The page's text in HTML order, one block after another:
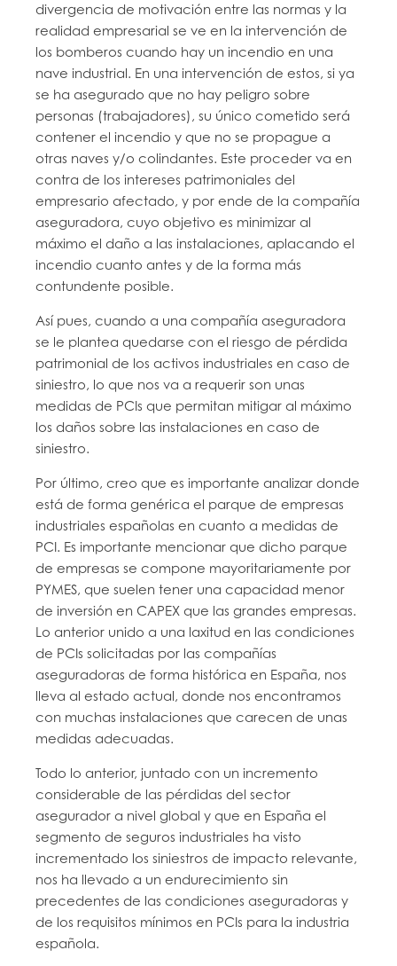
divergencia de motivación entre las normas y la
realidad empresarial se ve en la intervención de
los bomberos cuando hay un incendio en una
nave industrial. En una intervención de estos, si ya
se ha asegurado que no hay peligro sobre
personas (trabajadores), su único cometido será
contener el incendio y que no se propague a
otras naves y/o colindantes. Este proceder va en
contra de los intereses patrimoniales del
empresario afectado, y por ende de la compañía
aseguradora, cuyo objetivo es minimizar al
máximo el daño a las instalaciones, aplacando el
incendio cuanto antes y de la forma más
contundente posible.
Así pues, cuando a una compañía aseguradora
se le plantea quedarse con el riesgo de pérdida
patrimonial de los activos industriales en caso de
siniestro, lo que nos va a requerir son unas
medidas de PCIs que permitan mitigar al máximo
los daños sobre las instalaciones en caso de
siniestro.
Por último, creo que es importante analizar donde
está de forma genérica el parque de empresas
industriales españolas en cuanto a medidas de
PCI. Es importante mencionar que dicho parque
de empresas se compone mayoritariamente por
PYMES, que suelen tener una capacidad menor
de inversión en CAPEX que las grandes empresas.
Lo anterior unido a una laxitud en las condiciones
de PCIs solicitadas por las compañías
aseguradoras de forma histórica en España, nos
lleva al estado actual, donde nos encontramos
con muchas instalaciones que carecen de unas
medidas adecuadas.
Todo lo anterior, juntado con un incremento
considerable de las pérdidas del sector
asegurador a nivel global y que en España el
segmento de seguros industriales ha visto
incrementado los siniestros de impacto relevante,
nos ha llevado a un endurecimiento sin
precedentes de las condiciones aseguradoras y
de los requisitos mínimos en PCIs para la industria
española.